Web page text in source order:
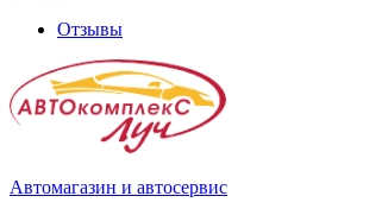
Отзывы
Автомагазин и автосервис